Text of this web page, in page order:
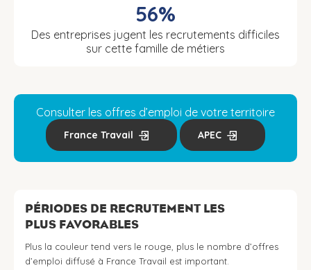
56%
Des entreprises jugent les recrutements difficiles
sur cette famille de métiers
Consulter les offres d’emploi de votre territoire
France Travail APEC
PÉRIODES DE RECRUTEMENT LES
PLUS FAVORABLES
Plus la couleur tend vers le rouge, plus le nombre d’offres
d’emploi diffusé à France Travail est important.